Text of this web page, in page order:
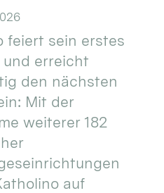
feiert sein erstes
und erreicht
den nächsten
Mit der
weiterer 182
auf